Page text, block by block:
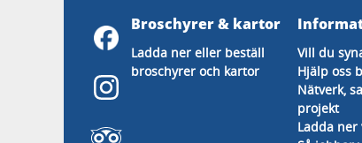
Broschyrer & kartor
Ladda ner eller beställ
broschyrer och kartor
Vill du
Hjälp oss
Nätverk,
projekt
Ladda